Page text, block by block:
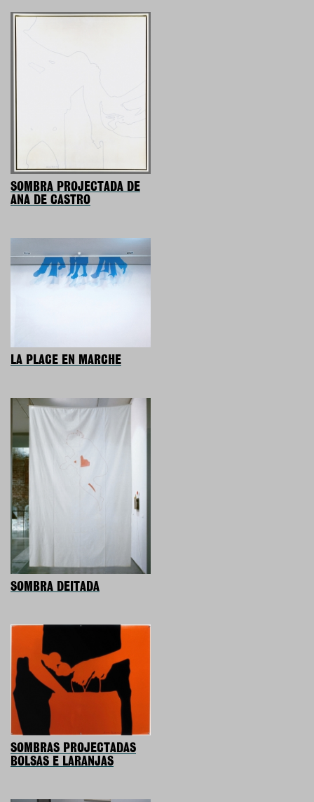
SOMBRA PROJECTADA DE
ANA DE CASTRO
LA PLACE EN MARCHE
SOMBRA DEITADA
SOMBRAS PROJECTADAS
BOLSAS E LARANJAS